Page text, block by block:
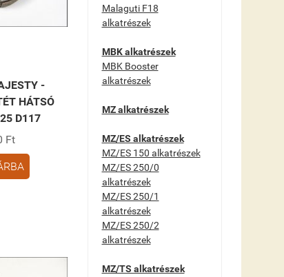
-
HÁTSÓ
D117
Ft
Malaguti F18
alkatrészek
MBK alkatrészek
MBK Booster
alkatrészek
MZ alkatrészek
MZ/ES alkatrészek
MZ/ES 150 alkatrészek
MZ/ES 250/0
alkatrészek
MZ/ES 250/1
alkatrészek
MZ/ES 250/2
alkatrészek
MZ/TS alkatrészek